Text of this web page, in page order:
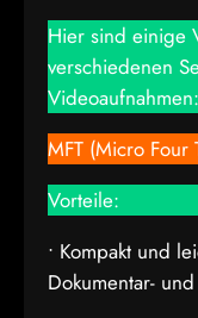
Hier sind einige
verschiedenen
Videoaufnahmen:
MFT (Micro Four
Vorteile:
• Kompakt und
Dokumentar-